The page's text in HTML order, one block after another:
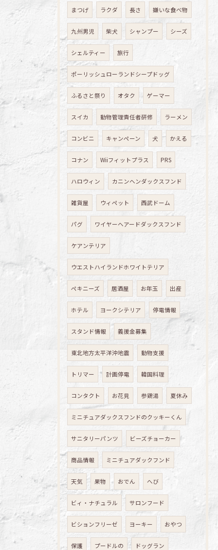
まつげ ラクダ 長さ 嫌いな食べ物
九州男児 柴犬 シャンプー シーズ
シェルティー 旅行
ポーリッシュローランドシープドッグ
ふるさと祭り オタク ゲーマー
スイカ 動物管理責任者研修 ラーメン
コンビニ キャンペーン 犬 かえる
コナン Wiiフィットプラス PRS
ハロウィン カニンヘンダックスフンド
雑貨屋 ウィペット 西武ドーム
パグ ワイヤーヘアードダックスフンド
ケアンテリア
ウエストハイランドホワイトテリア
ペキニーズ 居酒屋 お年玉 出産
ホテル ヨークシテリア 停電情報
スタンド情報 義援金募集
東北地方太平洋沖地震 動物支援
トリマー 計画停電 韓国料理
コンタクト お花見 参鶏湯 夏休み
ミニチュアダックスフンドのクッキーくん
サニタリーパンツ ビーズチョーカー
商品情報 ミニチュアダックフンド
天気 果物 おでん へび
ビィ・ナチュラル サロンフード
ビションフリーゼ ヨーキー おやつ
保護 プードルの ドッグラン